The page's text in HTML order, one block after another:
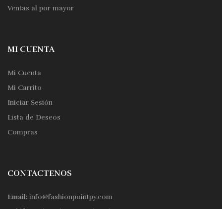
Ventas al por mayor
MI CUENTA
Mi Cuenta
Mi Carrito
Iniciar Sesión
Lista de Deseos
Compras
CONTACTENOS
Email: info@fashionpointpy.com